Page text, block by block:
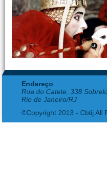
Endereço
Rua do Catete, 338
Rio de Janeiro/RJ
©Copyright 2013 - Cbtij All